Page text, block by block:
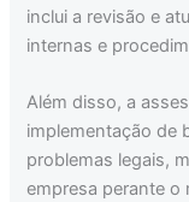
inclui a revisão e
internas e
Além disso, a
implementação de
problemas legais,
empresa perante o